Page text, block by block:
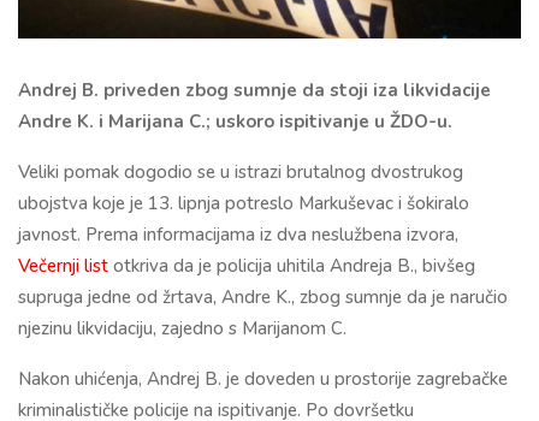
Andrej B. priveden zbog sumnje da stoji iza likvidacije
Andre K. i Marijana C.; uskoro ispitivanje u ŽDO-u.
Veliki pomak dogodio se u istrazi brutalnog dvostrukog
ubojstva koje je 13. lipnja potreslo Markuševac i šokiralo
javnost. Prema informacijama iz dva neslužbena izvora,
Večernji list otkriva da je policija uhitila Andreja B., bivšeg
supruga jedne od žrtava, Andre K., zbog sumnje da je naručio
njezinu likvidaciju, zajedno s Marijanom C.
Nakon uhićenja, Andrej B. je doveden u prostorije zagrebačke
kriminalističke policije na ispitivanje. Po dovršetku